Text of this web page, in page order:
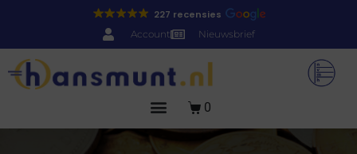
227 recensies
Account Nieuwsbrief
0